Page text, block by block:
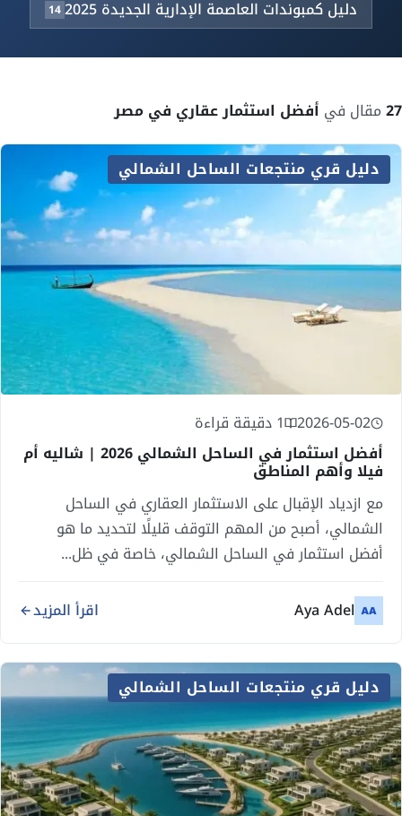
دليل كمبوندات العاصمة الإدارية الجديدة 2025 14
27مقال في أفضل استثمار عقاري في مصر
دليل قري منتجعات الساحل الشمالي
2026-05-02 1 دقيقة قراءة
أفضل استثمار في الساحل الشمالي 2026 | شاليه أم
فيلا وأهم المناطق
مع ازدياد الإقبال على الاستثمار العقاري في الساحل
الشمالي، أصبح من المهم التوقف قليلًا لتحديد ما هو
أفضل استثمار في الساحل الشمالي، خاصة في ظل...
Aya Adel اقرأ المزيد
دليل قري منتجعات الساحل الشمالي